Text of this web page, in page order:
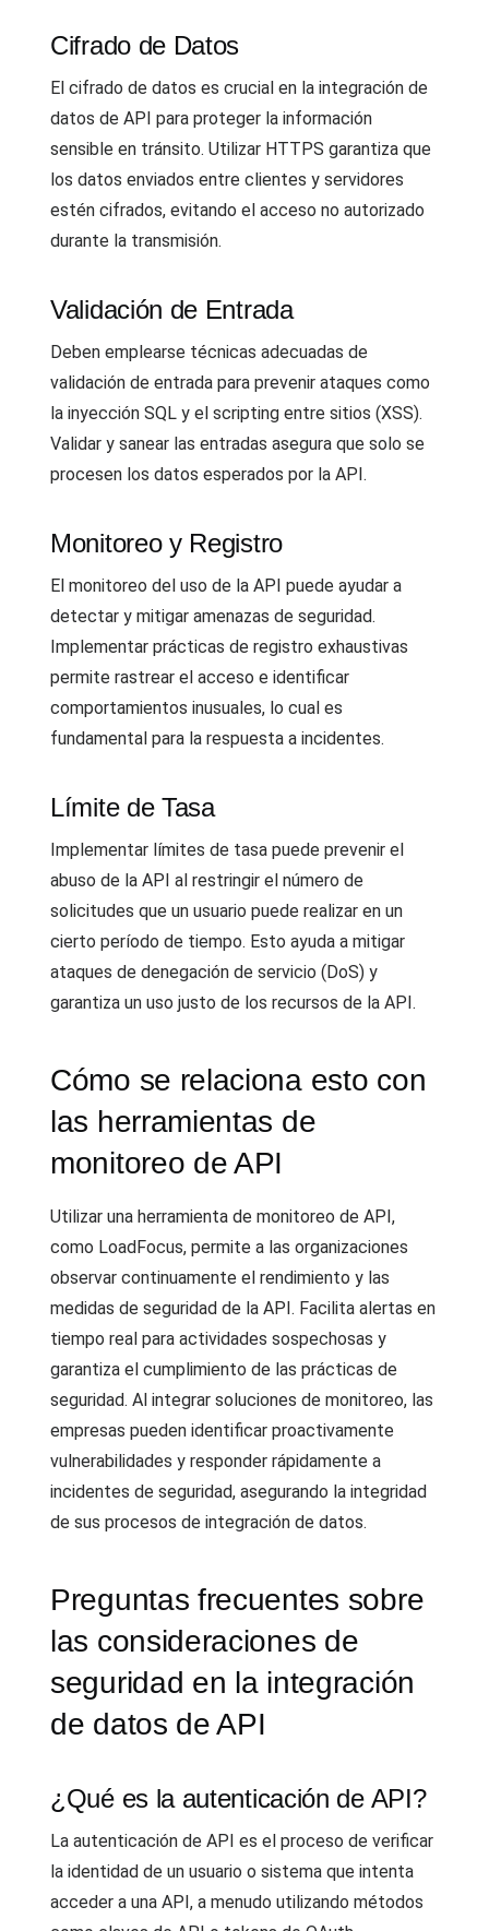
Cifrado de Datos
El cifrado de datos es crucial en la integración de
datos de API para proteger la información
sensible en tránsito. Utilizar HTTPS garantiza que
los datos enviados entre clientes y servidores
estén cifrados, evitando el acceso no autorizado
durante la transmisión.
Validación de Entrada
Deben emplearse técnicas adecuadas de
validación de entrada para prevenir ataques como
la inyección SQL y el scripting entre sitios (XSS).
Validar y sanear las entradas asegura que solo se
procesen los datos esperados por la API.
Monitoreo y Registro
El monitoreo del uso de la API puede ayudar a
detectar y mitigar amenazas de seguridad.
Implementar prácticas de registro exhaustivas
permite rastrear el acceso e identificar
comportamientos inusuales, lo cual es
fundamental para la respuesta a incidentes.
Límite de Tasa
Implementar límites de tasa puede prevenir el
abuso de la API al restringir el número de
solicitudes que un usuario puede realizar en un
cierto período de tiempo. Esto ayuda a mitigar
ataques de denegación de servicio (DoS) y
garantiza un uso justo de los recursos de la API.
Cómo se relaciona esto con
las herramientas de
monitoreo de API
Utilizar una herramienta de monitoreo de API,
como LoadFocus, permite a las organizaciones
observar continuamente el rendimiento y las
medidas de seguridad de la API. Facilita alertas en
tiempo real para actividades sospechosas y
garantiza el cumplimiento de las prácticas de
seguridad. Al integrar soluciones de monitoreo, las
empresas pueden identificar proactivamente
vulnerabilidades y responder rápidamente a
incidentes de seguridad, asegurando la integridad
de sus procesos de integración de datos.
Preguntas frecuentes sobre
las consideraciones de
seguridad en la integración
de datos de API
¿Qué es la autenticación de API?
La autenticación de API es el proceso de verificar
la identidad de un usuario o sistema que intenta
acceder a una API, a menudo utilizando métodos